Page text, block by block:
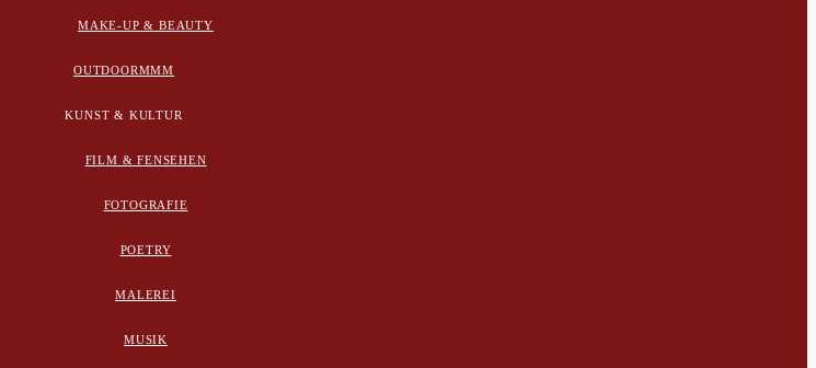
MAKE-UP & BEAUTY
OUTDOORMMM
KUNST & KULTUR
FILM & FENSEHEN
FOTOGRAFIE
POETRY
MALEREI
MUSIK